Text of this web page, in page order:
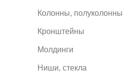
Колонны, полуколонны
Кронштейны
Молдинги
Ниши, стекла